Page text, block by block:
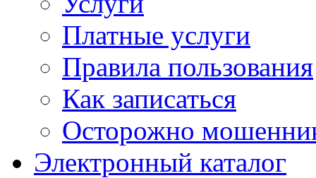
Платные услуги
Правила пользования
Как записаться
Осторожно
Электронный каталог